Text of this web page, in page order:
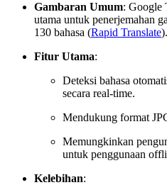
Gambaran Umum: Google
utama untuk penerjemahan
130 bahasa (Rapid Translate).
Fitur Utama:
Deteksi bahasa
secara real-time.
Mendukung format
Memungkinkan
untuk penggunaan
Kelebihan: